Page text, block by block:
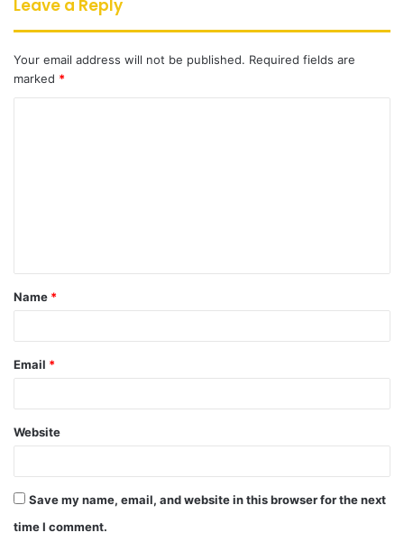
Leave a Reply
Your email address will not be published. Required fields are
marked *
t
*
Name *
Email *
Website
Save my name, email, and website in this browser for the next
time I comment.